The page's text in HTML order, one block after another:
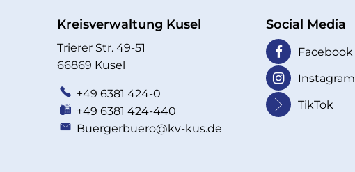
Kreisverwaltung Kusel
Trierer Str. 49-51
66869 Kusel
+49 6381 424-0
+49 6381 424-440
Buergerbuero@kv-kus.de
Social Media
Facebook
Instagram
TikTok